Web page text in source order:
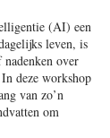
(AI) een
leven, is
over
deze workshop
van zo’n
om